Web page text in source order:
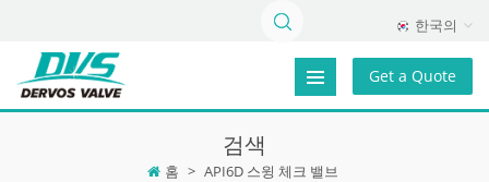
한국의
Get a Quote
검색
홈 > API6D 스윙 체크 밸브